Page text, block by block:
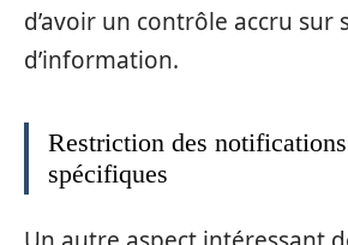
d’avoir un contrôle accru sur
d’information.
Restriction des
spécifiques